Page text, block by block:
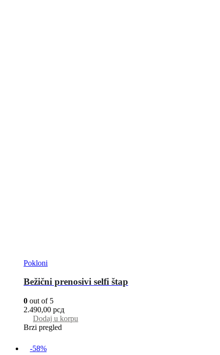
Pokloni
Bežični prenosivi selfi štap
0 out of 5
2.490,00 рсд
Dodaj u korpu
Brzi pregled
-58%